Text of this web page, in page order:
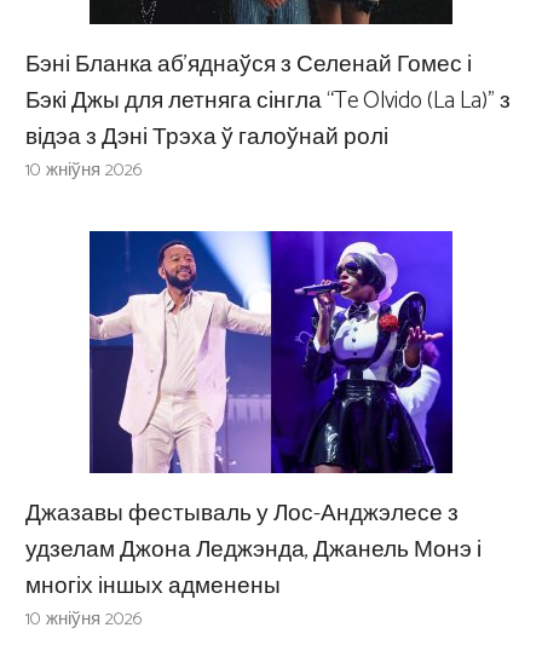
Бэні Бланка аб’яднаўся з Селенай Гомес і
Бэкі Джы для летняга сінгла “Te Olvido (La La)” з
відэа з Дэні Трэха ў галоўнай ролі
10 жніўня 2026
Джазавы фестываль у Лос-Анджэлесе з
удзелам Джона Леджэнда, Джанель Монэ і
многіх іншых адменены
10 жніўня 2026